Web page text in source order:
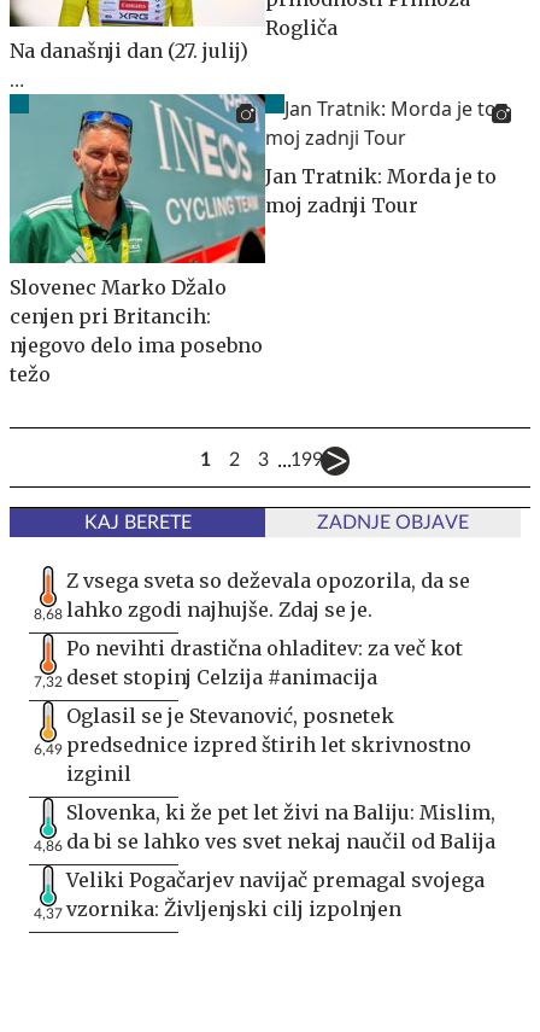
Na današnji dan (27. julij)
…
Rogliča
Slovenec Marko Džalo
cenjen pri Britancih:
njegovo delo ima posebno
težo
Jan Tratnik: Morda je to
moj zadnji Tour
1 2 3 ...199
KAJ BERETE ZADNJE OBJAVE
8,68
Z vsega sveta so deževala opozorila, da se
lahko zgodi najhujše. Zdaj se je.
7,32
Po nevihti drastična ohladitev: za več kot
deset stopinj Celzija #animacija
6,49
Oglasil se je Stevanović, posnetek
predsednice izpred štirih let skrivnostno
izginil
4,86
Slovenka, ki že pet let živi na Baliju: Mislim,
da bi se lahko ves svet nekaj naučil od Balija
4,37
Veliki Pogačarjev navijač premagal svojega
vzornika: Življenjski cilj izpolnjen